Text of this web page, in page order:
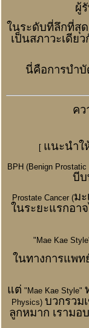
ผู้
ในระดับที่ลึกที่สุ
เป็นสภาวะเดีย
นี่คือการบำบั
คว
[ แนะนำ
BPH (Benign
บีบ
Prostate Cancer (ม
ในระยะแรกอา
"Mae Kae
ในทางการแพท
แต่ "Mae Kae Style"
Physics)บวกรวม
ลูกหมาก เรามอ